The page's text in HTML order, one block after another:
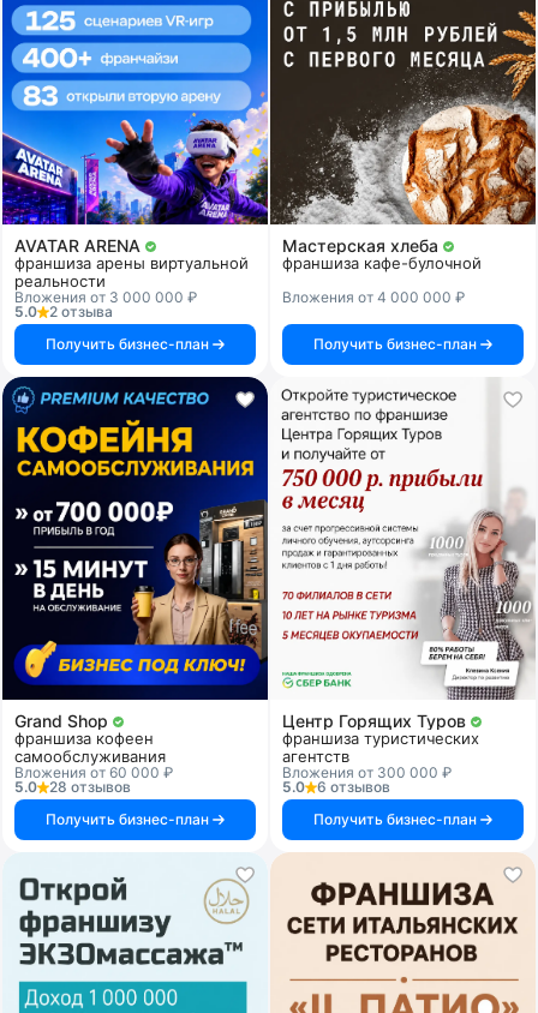
AVATAR ARENA
франшиза арены виртуальной
реальности
Вложения от 3 000 000 ₽
5.0
2 отзыва
Получить бизнес-план
Мастерская хлеба
франшиза кафе-булочной
Вложения от 4 000 000 ₽
Получить бизнес-план
Grand Shop
франшиза кофеен
самообслуживания
Вложения от 60 000 ₽
5.0
28 отзывов
Получить бизнес-план
Центр Горящих Туров
франшиза туристических
агентств
Вложения от 300 000 ₽
5.0
6 отзывов
Получить бизнес-план